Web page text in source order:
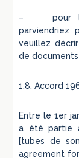
– pour les
parviendriez
veuillez
de
1.8. Accord
Entre le 1er
a été partie
[tubes de
agreement